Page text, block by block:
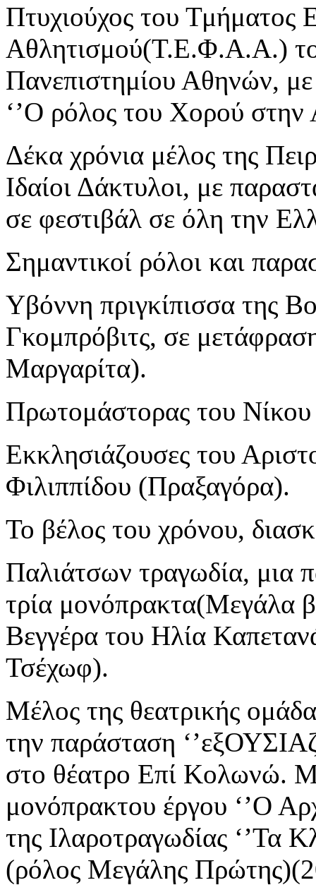
Πτυχιούχος του Τμήματος
Αθλητισμού(Τ.Ε.Φ.Α.Α.)
Πανεπιστημίου Αθηνών, με
‘’Ο ρόλος του Χορού στην
Δέκα χρόνια μέλος της
Ιδαίοι Δάκτυλοι, με
σε φεστιβάλ σε όλη την
Σημαντικοί ρόλοι και
Υβόννη πριγκίπισσα της
Γκομπρόβιτς, σε
Μαργαρίτα).
Πρωτομάστορας του
Εκκλησιάζουσες του
Φιλιππίδου (Πραξαγόρα).
Το βέλος του χρόνου,
Παλιάτσων τραγωδία, μια
τρία μονόπρακτα(Μεγάλα
Βεγγέρα του Ηλία
Τσέχωφ).
Μέλος της θεατρικής
την παράσταση
στο θέατρο Επί Κολωνώ.
μονόπρακτου έργου ‘’Ο
της Ιλαροτραγωδίας ‘’Τα
(ρόλος Μεγάλης